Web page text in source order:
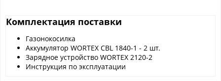
Комплектация поставки
Газонокосилка
Аккумулятор WORTEX CBL 1840-1 - 2 шт.
Зарядное устройство WORTEX 2120-2
Инструкция по эксплуатации